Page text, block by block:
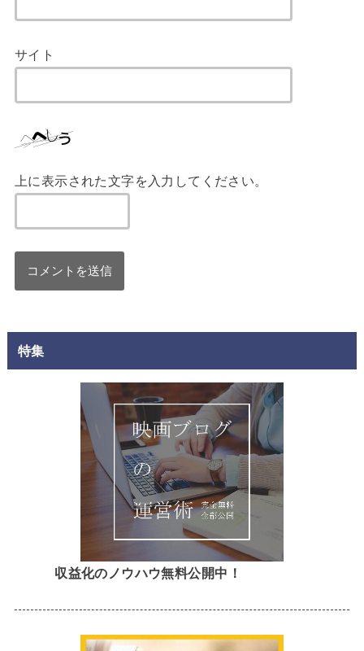
サイト
上に表示された文字を入力してください。
特集
収益化のノウハウ無料公開中！